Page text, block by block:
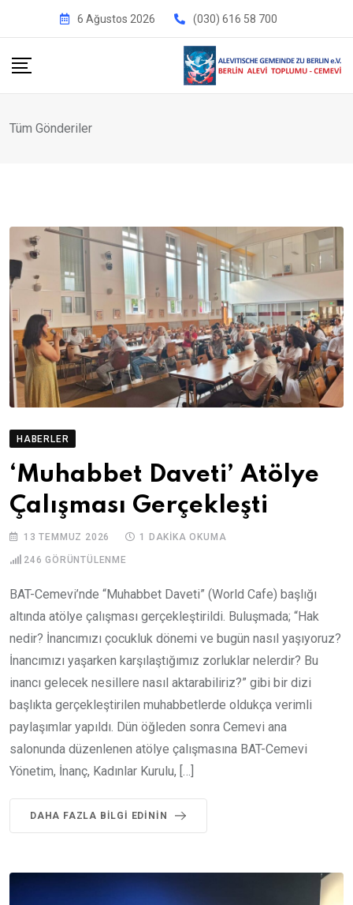
6 Ağustos 2026 (030) 616 58 700
Tüm Gönderiler
HABERLER
‘Muhabbet Daveti’ Atölye
Çalışması Gerçekleşti
13 TEMMUZ 2026 1 DAKIKA OKUMA
246 GÖRÜNTÜLENME
BAT-Cemevi’nde “Muhabbet Daveti” (World Cafe) başlığı
altında atölye çalışması gerçekleştirildi. Buluşmada; “Hak
nedir? İnancımızı çocukluk dönemi ve bugün nasıl yaşıyoruz?
İnancımızı yaşarken karşılaştığımız zorluklar nelerdir? Bu
inancı gelecek nesillere nasıl aktarabiliriz?” gibi bir dizi
başlıkta gerçekleştirilen muhabbetlerde oldukça verimli
paylaşımlar yapıldı. Dün öğleden sonra Cemevi ana
salonunda düzenlenen atölye çalışmasına BAT-Cemevi
Yönetim, İnanç, Kadınlar Kurulu, […]
DAHA FAZLA BILGI EDININ